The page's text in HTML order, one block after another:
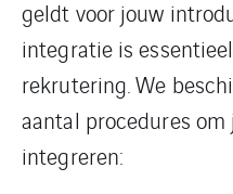
geldt voor jouw
integratie is
rekrutering. We
aantal procedures
integreren: